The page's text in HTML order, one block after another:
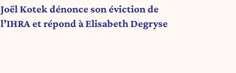
Joël Kotek dénonce son éviction de
l’IHRA et répond à Elisabeth Degryse